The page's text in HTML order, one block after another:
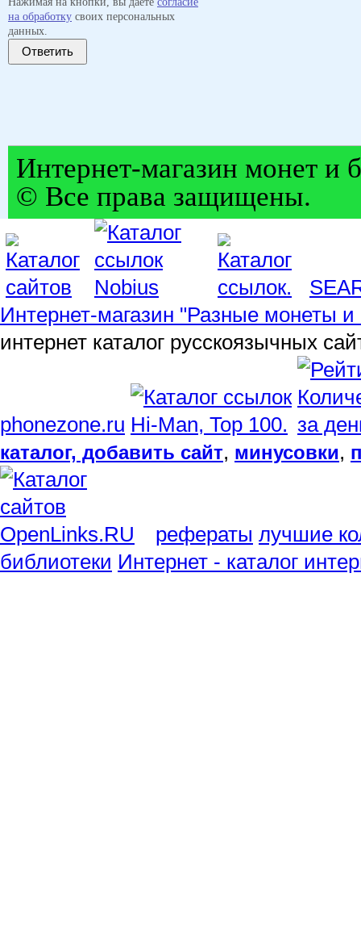
на обработку своих персональных
данных.
Ответить
Интернет-магазин монет и
© Все права защищены.
Интернет-магазин "Разные монеты и
интернет каталог русскоязычных
phonezone.ru
каталог, добавить сайт, минусовки,
рефераты лучшие
библиотеки Интернет - каталог